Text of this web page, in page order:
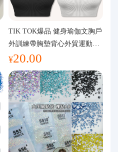
TIK TOK爆品 健身瑜伽文胸戶
外訓練帶胸墊背心外貿運動瑜
伽服女
¥20.00